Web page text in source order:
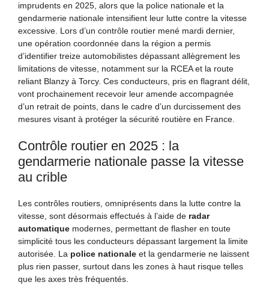
imprudents en 2025, alors que la police nationale et la
gendarmerie nationale intensifient leur lutte contre la vitesse
excessive. Lors d’un contrôle routier mené mardi dernier,
une opération coordonnée dans la région a permis
d’identifier treize automobilistes dépassant allègrement les
limitations de vitesse, notamment sur la RCEA et la route
reliant Blanzy à Torcy. Ces conducteurs, pris en flagrant délit,
vont prochainement recevoir leur amende accompagnée
d’un retrait de points, dans le cadre d’un durcissement des
mesures visant à protéger la sécurité routière en France.
Contrôle routier en 2025 : la
gendarmerie nationale passe la vitesse
au crible
Les contrôles routiers, omniprésents dans la lutte contre la
vitesse, sont désormais effectués à l’aide de radar
automatique modernes, permettant de flasher en toute
simplicité tous les conducteurs dépassant largement la limite
autorisée. La police nationale et la gendarmerie ne laissent
plus rien passer, surtout dans les zones à haut risque telles
que les axes très fréquentés.